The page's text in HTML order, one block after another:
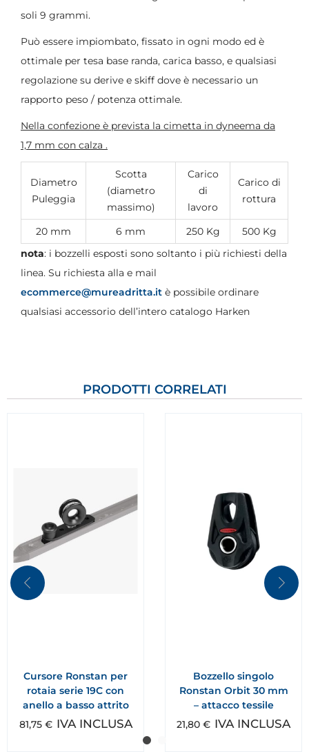
soli 9 grammi.
Può essere impiombato, fissato in ogni modo ed è
ottimale per tesa base randa, carica basso, e qualsiasi
regolazione su derive e skiff dove è necessario un
rapporto peso / potenza ottimale.
Nella confezione è prevista la cimetta in dyneema da
1,7 mm con calza .
Diametro
Puleggia
Scotta
(diametro
massimo)
Carico
di
lavoro
Carico di
rottura
20 mm 6 mm 250 Kg
500 Kg
nota: i bozzelli esposti sono soltanto i più richiesti della
linea. Su richiesta alla e mail
ecommerce@mureadritta.it è possibile ordinare
qualsiasi accessorio dell’intero catalogo Harken
PRODOTTI CORRELATI
Cursore Ronstan per
rotaia serie 19C con
anello a basso attrito
81,75 € IVA INCLUSA
Bozzello singolo
Ronstan Orbit 30 mm
– attacco tessile
21,80 € IVA INCLUSA